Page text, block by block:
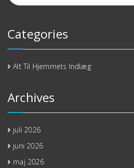
Categories
Alt Til Hjemmets Indlæg
Archives
juli 2026
juni 2026
maj 2026